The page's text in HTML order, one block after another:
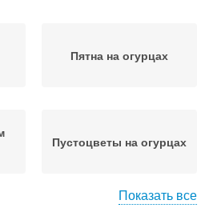
Пятна на огурцах
Пустоцветы на огурцах
Показать все